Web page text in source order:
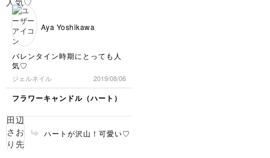
Aya Yoshikawa
バレンタイン時期にとっても人
気♡
ジェルネイル 2019/08/06
フラワーキャンドル（ハート）
ハートが沢山！可愛い♡